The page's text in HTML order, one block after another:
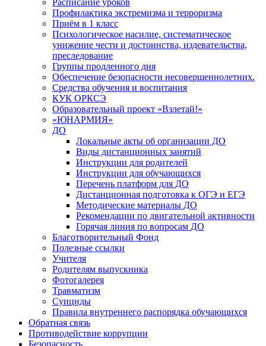
Расписание уроков
Профилактика экстремизма и терроризма
Приём в 1 класс
Психологическое насилие, систематическое
унижение чести и достоинства, издевательства,
преследование
Группы продленного дня
Обеспечение безопасности несовершеннолетних.
Средства обучения и воспитания
КУК ОРКСЭ
Образовательный проект «Взлетай!»
«ЮНАРМИЯ»
ДО
Локальные акты об организации ДО
Виды дистанционных занятий
Инструкции для родителей
Инструкции для обучающихся
Перечень платформ для ДО
Дистанционная подготовка к ОГЭ и ЕГЭ
Методические материалы ДО
Рекомендации по двигательной активности
Горячая линия по вопросам ДО
Благотворительный Фонд
Полезные ссылки
Учителя
Родителям выпускника
Фотогалерея
Травматизм
Суициды
Правила внутреннего распорядка обучающихся
Обратная связь
Противодействие коррупции